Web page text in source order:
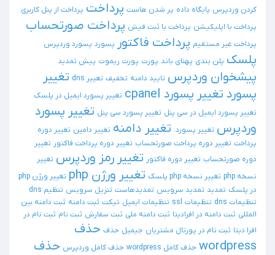
کردن وردپرس پایگاه داده پر شدن هاست پرداخت پرداخت از پنل کاربری
پرداخت با اپلیکیشن پرداخت با ثبت فیش پرداخت صورتحساب
پرداخت غیر مستقیم پرداخت فاکتور پسورد پسورد وردپرس
پلسک پلن بندی پهنای باند پورت پورت ریموت پیش تمدید
پیشخوان وردپرس تایید دامنه تخفیف تغییر dns
تغییر
پسورد تغییر پسورد cpanel
تغییر پسورد ایمیل در پلسک
تغییر پسورد ایمیل در سی پنل تغییر پسورد سی پنل تغییر پسورد
وردپرس تغییر پسورد. تغییر دامنه تغییر دامین تغییر دوره
پرداخت تغییر دوره پرداخت صورتحساب تغییر دوره پرداخت فاکتور تغییر
دوره صورتحساب تغییر دوره فاکتور تغییر رمز وردپرس تغییر
نسخه php
تغییر نسخه php پلسک تغییر ورژن php
تغییر ورژن php
در پلسک تمدید تمدید سرویس تمدیدهاست تنزیل سرویس تنظیم dns
تنظیمات dns
تنظیمات ssl تنظیمات ایمیل تیکت ثبت دامنه ثبت دامنه بین
المللی ثبت دامنه در افرادیتا ثبت دامنه ملی ثبت سفارش ثبت نام ثبت نام در
افرا دیتا ثبت نام در پورتال مشتریان جیمیل حذف حذف
wordpress حذف کامل wordpress حذف کامل وردپرس حذف